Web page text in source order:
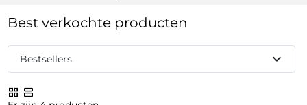
Best verkochte producten
grid_view view_agenda
Bestsellers expand_more